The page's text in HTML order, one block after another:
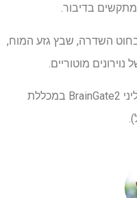
מתקשים בדיבור.
השדרה, שבץ גזע המוח,
למידע נוסף על השתתפות בניסוי הקליני BrainGate2 במכללת